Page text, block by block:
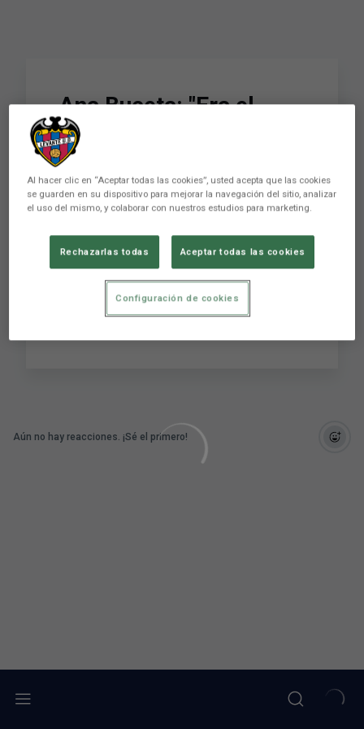
Ana Buceta: "Era el
momento que tanto
llevaba esperando y por
fin ha llegado"
Ana Buceta regresó a los terrenos de juego el
pasado domingo en el encuentro que disputó el
Levante UD Femenino en el Miniestadi ante el FC
Barcelona tras superar una larga lesión de
Aún no hay reacciones. ¡Sé el primero!
Al hacer clic en “Aceptar todas las cookies”, usted acepta que las cookies
se guarden en su dispositivo para mejorar la navegación del sitio, analizar
el uso del mismo, y colaborar con nuestros estudios para marketing.
Rechazarlas todas Aceptar todas las cookies
Configuración de cookies